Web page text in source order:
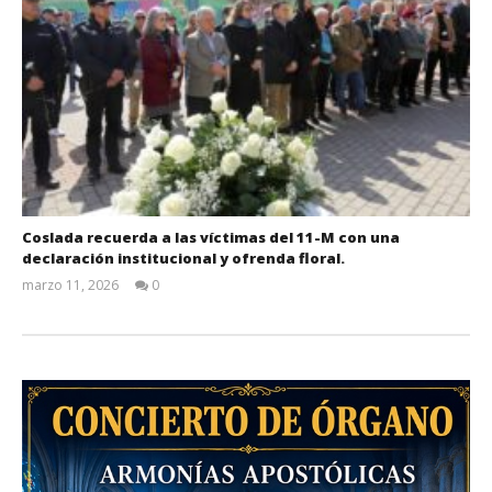
Coslada recuerda a las víctimas del 11-M con una
declaración institucional y ofrenda floral.
marzo 11, 2026
0